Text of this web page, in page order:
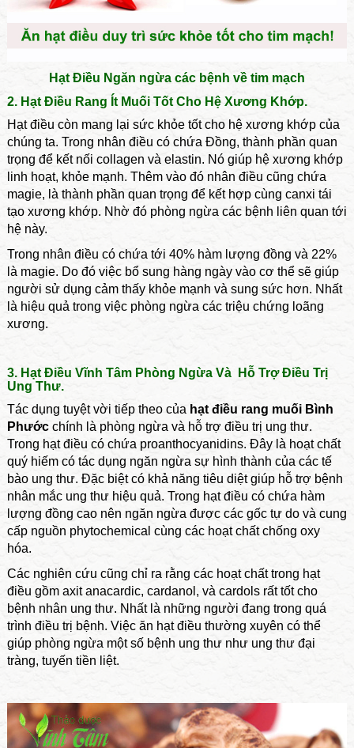
Hạt Điều Ngăn ngừa các bệnh về tim mạch
2. Hạt Điều Rang Ít Muối Tốt Cho Hệ Xương Khớp.
Hạt điều còn mang lại sức khỏe tốt cho hệ xương khớp của
chúng ta. Trong nhân điều có chứa Đồng, thành phần quan
trọng để kết nối collagen và elastin. Nó giúp hệ xương khớp
linh hoạt, khỏe mạnh. Thêm vào đó nhân điều cũng chứa
magie, là thành phần quan trọng để kết hợp cùng canxi tái
tạo xương khớp. Nhờ đó phòng ngừa các bệnh liên quan tới
hệ này.
Trong nhân điều có chứa tới 40% hàm lượng đồng và 22%
là magie. Do đó việc bổ sung hàng ngày vào cơ thể sẽ giúp
người sử dụng cảm thấy khỏe mạnh và sung sức hơn. Nhất
là hiệu quả trong việc phòng ngừa các triệu chứng loãng
xương.
3. Hạt Điều Vĩnh Tâm Phòng Ngừa Và Hỗ Trợ Điều Trị
Ung Thư.
Tác dụng tuyệt vời tiếp theo của hạt điều rang muối Bình
Phướcchính là phòng ngừa và hỗ trợ điều trị ung thư.
Trong hạt điều có chứa proanthocyanidins. Đây là hoạt chất
quý hiếm có tác dụng ngăn ngừa sự hình thành của các tế
bào ung thư. Đặc biệt có khả năng tiêu diệt giúp hỗ trợ bệnh
nhân mắc ung thư hiệu quả. Trong hạt điều có chứa hàm
lượng đồng cao nên ngăn ngừa được các gốc tự do và cung
cấp nguồn phytochemical cùng các hoạt chất chống oxy
hóa.
Các nghiên cứu cũng chỉ ra rằng các hoạt chất trong hạt
điều gồm axit anacardic, cardanol, và cardols rất tốt cho
bệnh nhân ung thư. Nhất là những người đang trong quá
trình điều trị bệnh. Việc ăn hạt điều thường xuyên có thể
giúp phòng ngừa một số bệnh ung thư như ung thư đại
tràng, tuyến tiền liệt.